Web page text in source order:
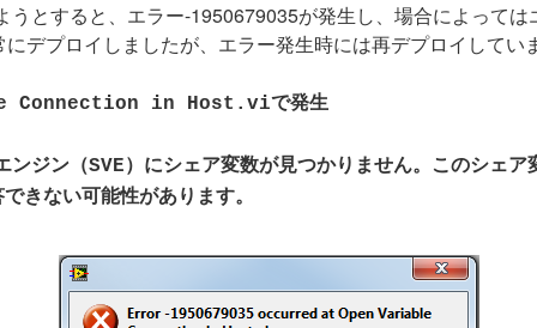
とすると、エラー-1950679035が発生し、場合によって
デプロイしましたが、エラー発生時には再デプロイしてい
Connection in Host.viで発生
ン（SVE）にシェア変数が見つかりません。このシェア
きない可能性があります。